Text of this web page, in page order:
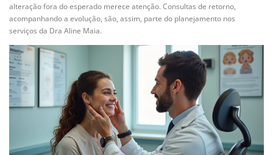
alteração fora do esperado merece atenção. Consultas de retorno,
acompanhando a evolução, são, assim, parte do planejamento nos
serviços da Dra Aline Maia.